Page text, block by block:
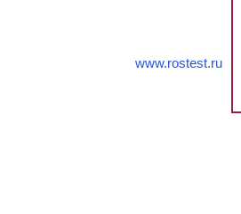
www.rostest.ru